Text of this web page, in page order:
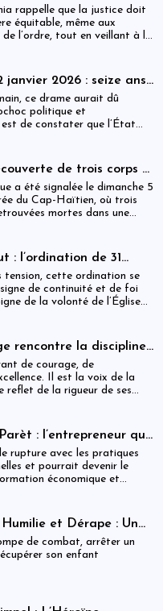
en détention
rappelle que la justice doit
équitable, même aux
l’ordre, tout en veillant à la
janvier 2026 : seize ans
face à son échec
ce drame aurait dû
politique et
de constater que l’État
de trois corps à
a été signalée le dimanche 5
du Cap-Haïtien, où trois
mortes dans une
: l’ordination de 31
Haïti sous tension
tension, cette ordination se
de continuité et de foi
de la volonté de l’Église
rencontre la discipline :
Delmas au Chili, un
et de réussite
de courage, de
Il est la voix de la
reflet de la rigueur de ses
méritée, l’honneur
dans son cœur.
: l’entrepreneur qui
haïtienne
rupture avec les pratiques
et pourrait devenir le
économique et
et Dérape : Un
un Enfant qui Attend,
qui Frôle le
de combat, arrêter un
son enfant